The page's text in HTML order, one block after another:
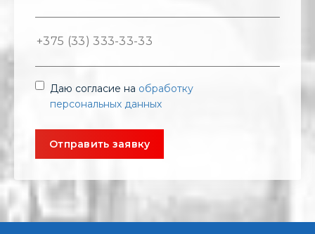
Даю согласие на обработку
персональных данных